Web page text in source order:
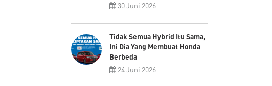
30 Juni 2026
Tidak Semua Hybrid Itu Sama,
Ini Dia Yang Membuat Honda
Berbeda
24 Juni 2026